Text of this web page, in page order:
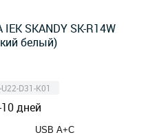
SKANDY SK-R14W
белый)
D31-K01
дней
USB А+C